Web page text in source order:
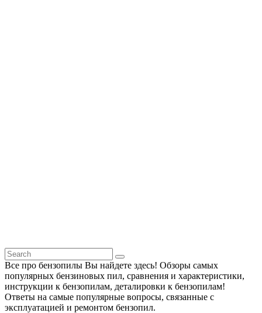
Все про бензопилы Вы найдете здесь! Обзоры самых
популярных бензиновых пил, сравнения и характеристики,
инструкции к бензопилам, деталировки к бензопилам!
Ответы на самые популярные вопросы, связанные с
эксплуатацией и ремонтом бензопил.